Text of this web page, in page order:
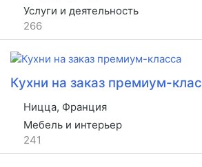
Услуги и деятельность
266
Кухни на заказ премиум-
Ницца, Франция
Мебель и интерьер
241